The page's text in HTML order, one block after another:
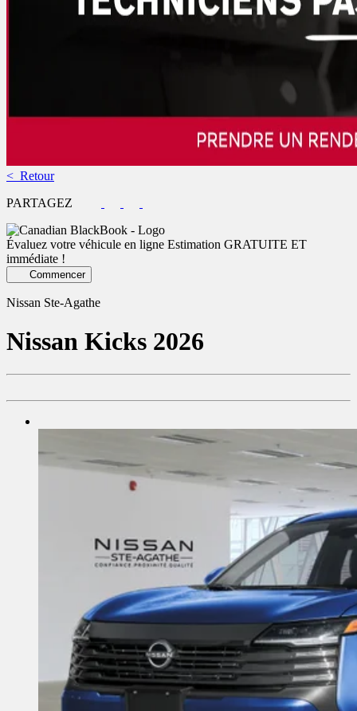
< Retour
PARTAGEZ
Évaluez votre véhicule en ligne Estimation GRATUITE ET
immédiate !
Commencer
Nissan Ste-Agathe
Nissan Kicks 2026